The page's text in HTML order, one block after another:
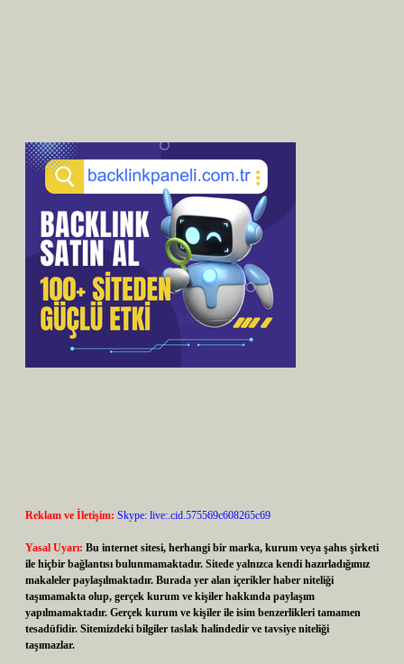
Reklam ve İletişim: Skype: live:.cid.575569c608265c69
Yasal Uyarı: Bu internet sitesi, herhangi bir marka, kurum veya şahıs şirketi
ile hiçbir bağlantısı bulunmamaktadır. Sitede yalnızca kendi hazırladığımız
makaleler paylaşılmaktadır. Burada yer alan içerikler haber niteliği
taşımamakta olup, gerçek kurum ve kişiler hakkında paylaşım
yapılmamaktadır. Gerçek kurum ve kişiler ile isim benzerlikleri tamamen
tesadüfidir. Sitemizdeki bilgiler taslak halindedir ve tavsiye niteliği
taşımazlar.